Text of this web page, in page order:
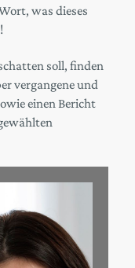
was dieses
soll, finden
vergangene und
einen Bericht